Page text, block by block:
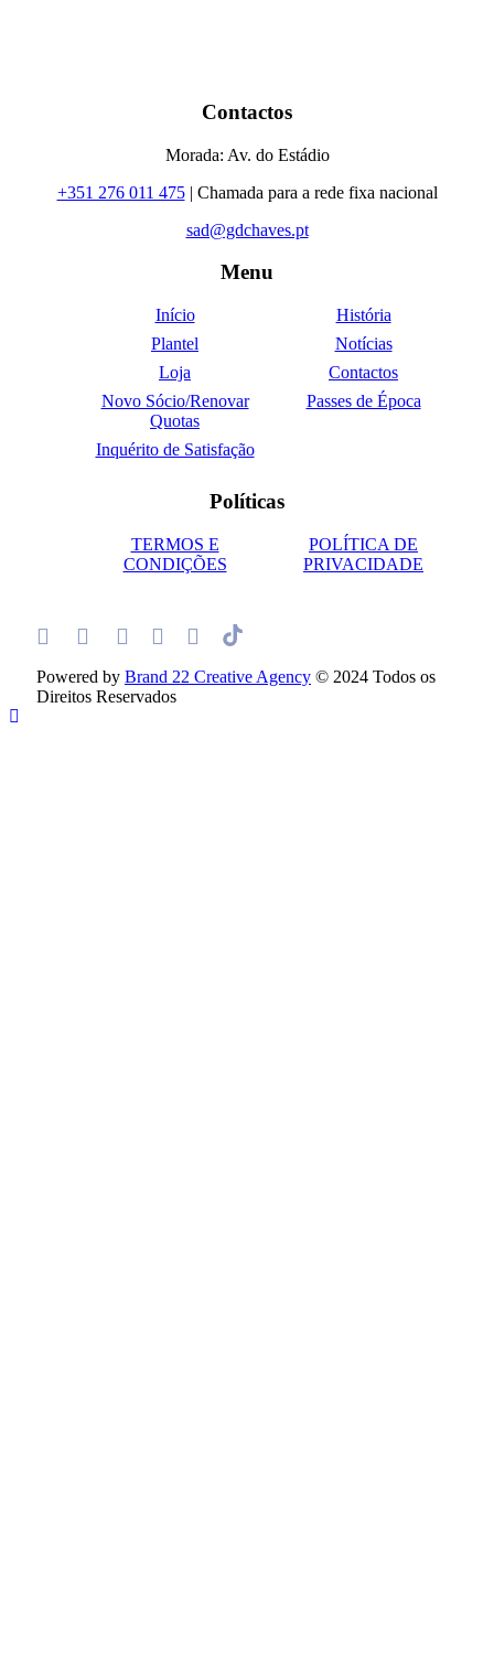
Contactos
Morada: Av. do Estádio
+351 276 011 475| Chamada para a rede fixa nacional
sad@gdchaves.pt
Menu
Início
História
Plantel
Notícias
Loja
Contactos
Novo Sócio/Renovar
Quotas
Passes de Época
Inquérito de Satisfação
Políticas
TERMOS E
CONDIÇÕES
POLÍTICA DE
PRIVACIDADE
Powered by Brand 22 Creative Agency © 2024 Todos os
Direitos Reservados